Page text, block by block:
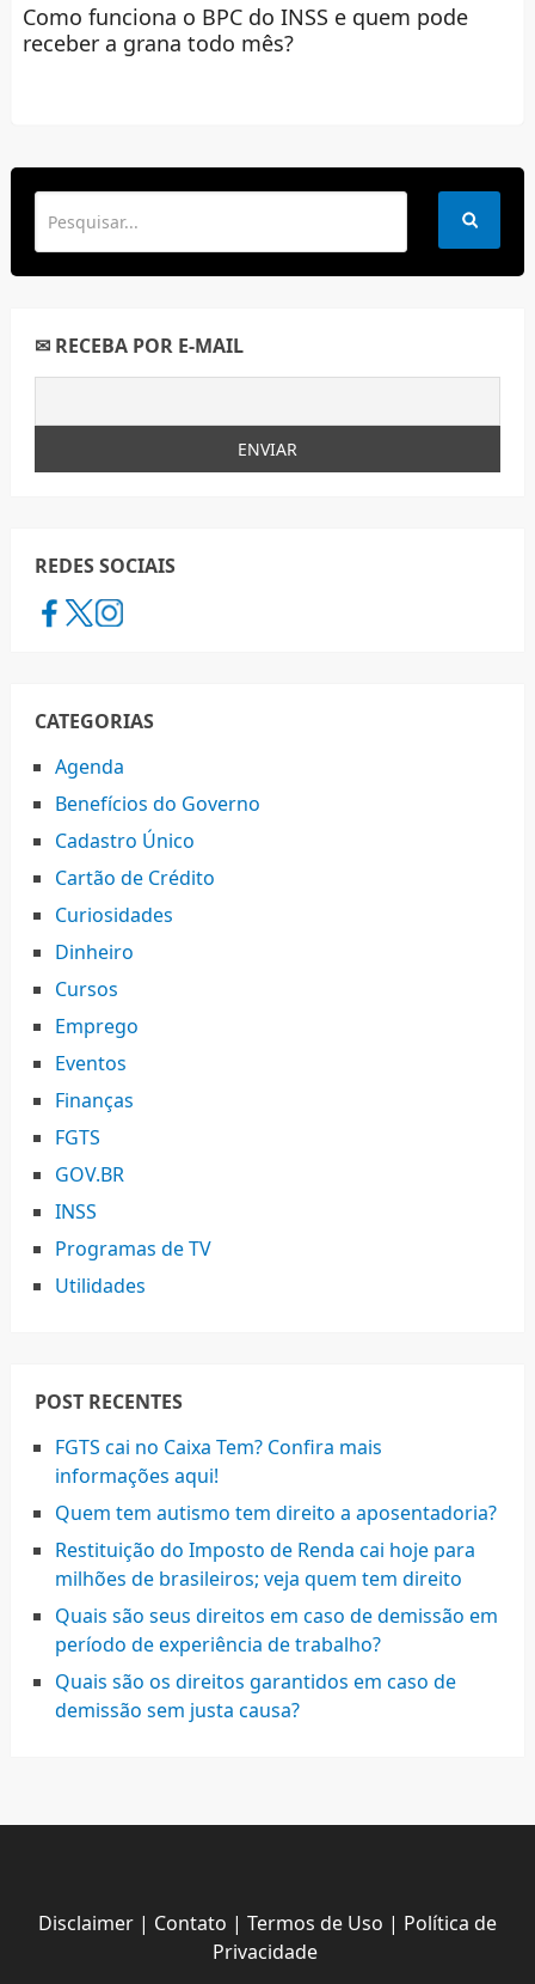
Como funciona o BPC do INSS e quem pode
receber a grana todo mês?
✉ RECEBA POR E-MAIL
REDES SOCIAIS
CATEGORIAS
Agenda
Benefícios do Governo
Cadastro Único
Cartão de Crédito
Curiosidades
Dinheiro
Cursos
Emprego
Eventos
Finanças
FGTS
GOV.BR
INSS
Programas de TV
Utilidades
POST RECENTES
FGTS cai no Caixa Tem? Confira mais
informações aqui!
Quem tem autismo tem direito a aposentadoria?
Restituição do Imposto de Renda cai hoje para
milhões de brasileiros; veja quem tem direito
Quais são seus direitos em caso de demissão em
período de experiência de trabalho?
Quais são os direitos garantidos em caso de
demissão sem justa causa?
Disclaimer| Contato | Termos de Uso | Política de
Privacidade